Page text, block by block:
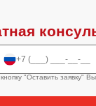
"Оставить заявку"